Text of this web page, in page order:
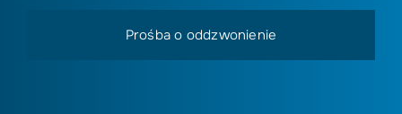
wybierając
drzewo.